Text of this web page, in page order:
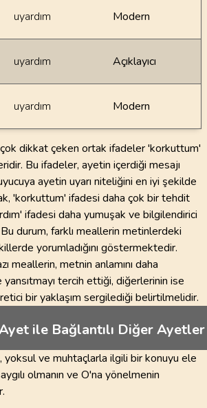
uyardım Modern
uyardım Açıklayıcı
uyardım Modern
dikkat çeken ortak ifadeler 'korkuttum'
Bu ifadeler, ayetin içerdiği mesajı
ayetin uyarı niteliğini en iyi şekilde
'korkuttum' ifadesi daha çok bir tehdit
ifadesi daha yumuşak ve bilgilendirici
durum, farklı meallerin metinlerdeki
yorumladığını göstermektedir.
meallerin, metnin anlamını daha
tercih ettiği, diğerlerinin ise
bir yaklaşım sergilediği belirtilmelidir.
ile Bağlantılı Diğer Ayetler
ve muhtaçlarla ilgili bir konuyu ele
olmanın ve O'na yönelmenin